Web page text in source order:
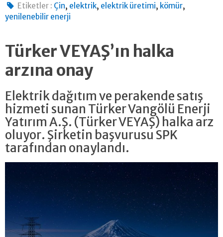
Etiketler : Çin, elektrik, elektrik üretimi, kömür,
yenilenebilir enerji
Türker VEYAŞ’ın halka
arzına onay
Elektrik dağıtım ve perakende satış
hizmeti sunan Türker Vangölü Enerji
Yatırım A.Ş. (Türker VEYAŞ) halka arz
oluyor. Şirketin başvurusu SPK
tarafından onaylandı.